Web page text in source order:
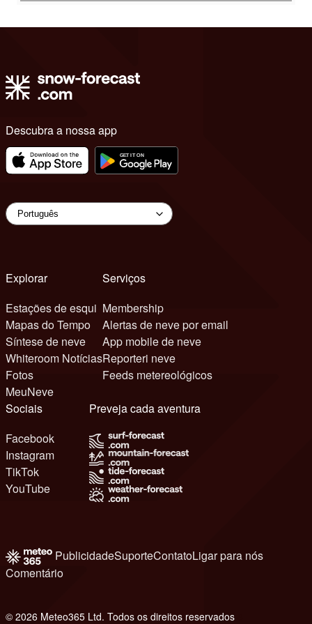
Descubra a nossa app
Explorar
Estações de esqui
Mapas do Tempo
Síntese de neve
Whiteroom Notícias
Fotos
MeuNeve
Serviços
Membership
Alertas de neve por email
App mobile de neve
Reporteri neve
Feeds metereológicos
Sociais
Facebook
Instagram
TikTok
YouTube
Preveja cada aventura
PublicidadeSuporteContatoLigar para nós
Comentário
© 2026 Meteo365 Ltd. Todos os direitos reservados